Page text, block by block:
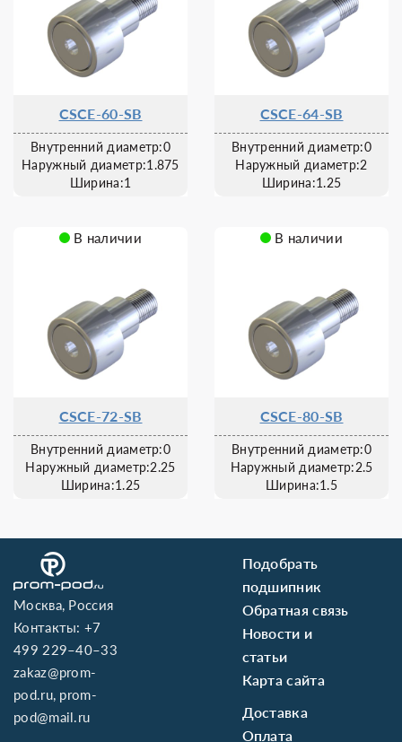
CSCE-60-SB
Внутренний диаметр:0
Наружный диаметр:1.875
Ширина:1
CSCE-64-SB
Внутренний диаметр:0
Наружный диаметр:2
Ширина:1.25
В наличии
CSCE-72-SB
Внутренний диаметр:0
Наружный диаметр:2.25
Ширина:1.25
В наличии
CSCE-80-SB
Внутренний диаметр:0
Наружный диаметр:2.5
Ширина:1.5
Москва, Россия
Контакты:+7
499 229–40–33
zakaz@prom-
pod.ru, prom-
pod@mail.ru
Подобрать
подшипник
Обратная связь
Новости и
статьи
Карта сайта
Доставка
Оплата